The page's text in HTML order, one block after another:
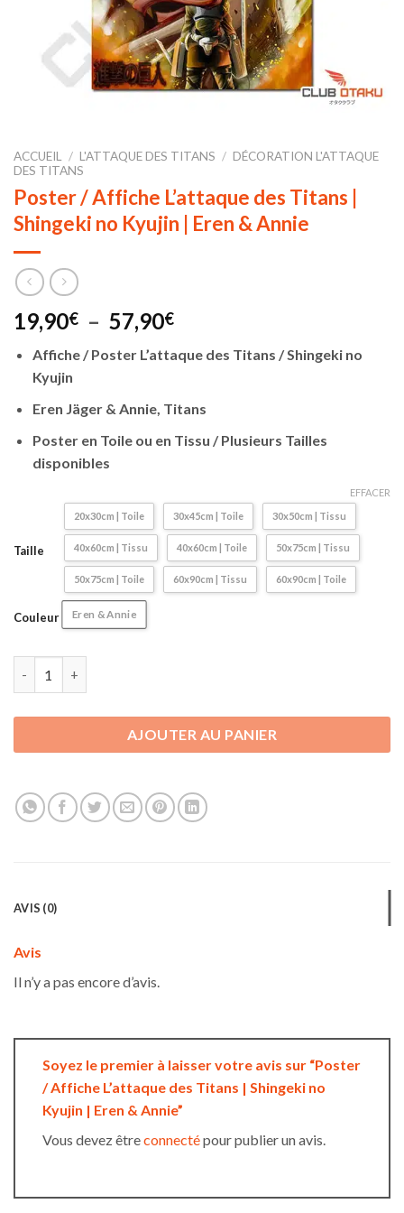
ACCUEIL / L'ATTAQUE DES TITANS / DÉCORATION L'ATTAQUE
DES TITANS
Poster / Affiche L’attaque des Titans |
Shingeki no Kyujin | Eren & Annie
19,90€ – 57,90€Plage
prix :
à
Affiche / Poster L’attaque des Titans / Shingeki no
Kyujin
Eren Jäger & Annie, Titans
Poster en Toile ou en Tissu / Plusieurs Tailles
disponibles
Taille
20x30cm | Toile 30x45cm | Toile 30x50cm | Tissu
40x60cm | Tissu 40x60cm | Toile 50x75cm | Tissu
50x75cm | Toile 60x90cm | Tissu 60x90cm | Toile
Couleur Eren & Annie
EFFACER
AJOUTER AU PANIER
AVIS (0)
Avis
Il n’y a pas encore d’avis.
Soyez le premier à laisser votre avis sur “Poster
/ Affiche L’attaque des Titans | Shingeki no
Kyujin | Eren & Annie”
Vous devez êtreconnectépour publier un avis.